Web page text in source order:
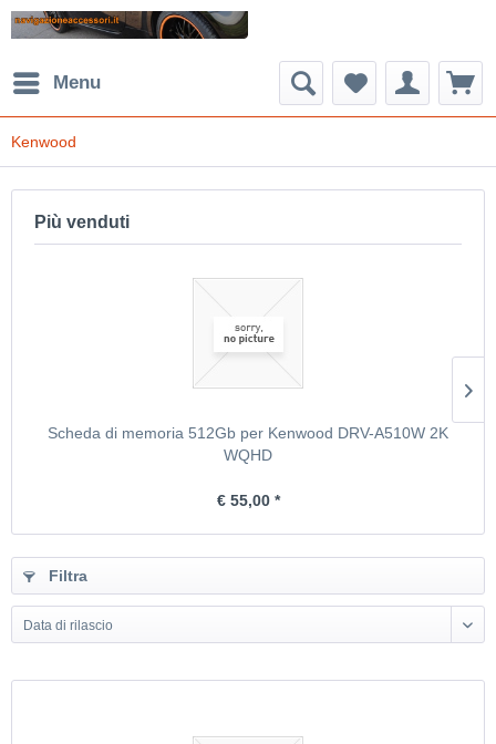
Menu
Kenwood
Più venduti
Scheda di memoria 512Gb per Kenwood DRV-A510W 2K
WQHD
€ 55,00 *
Filtra
Data di rilascio